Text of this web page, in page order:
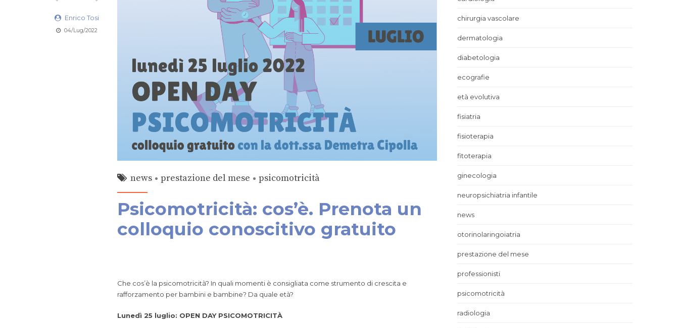
Enrico Tosi
04/Lug/2022
news prestazione del mese psicomotricità
Psicomotricità: cos’è. Prenota un
colloquio conoscitivo gratuito
Che cos’è la psicomotricità? In quali momenti è consigliata come strumento di crescita e
rafforzamento per bambini e bambine? Da quale età?
Lunedì 25 luglio: OPEN DAY PSICOMOTRICITÀ
chirurgia vascolare
dermatologia
diabetologia
ecografie
età evolutiva
fisiatria
fisioterapia
fitoterapia
ginecologia
neuropsichiatria infantile
news
otorinolaringoiatria
prestazione del mese
professionisti
psicomotricità
radiologia